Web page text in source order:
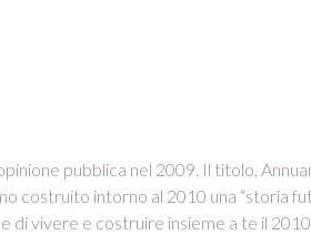
pubblica nel 2009. Il titolo,
costruito intorno al 2010 una “storia
di vivere e costruire insieme a te il